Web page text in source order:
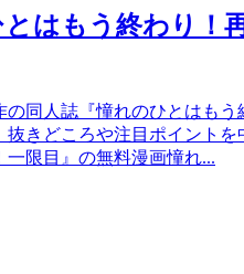
はもう終わり！
同人誌『憧れのひとはもう
きどころや注目ポイント
限目』の無料漫画憧れ...